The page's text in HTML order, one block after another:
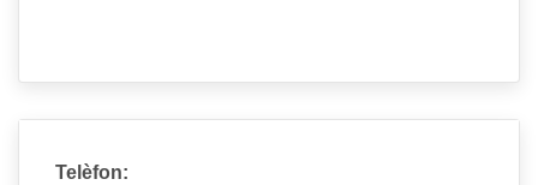
Telèfon: